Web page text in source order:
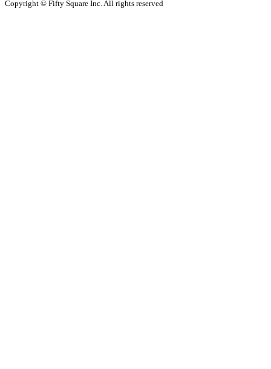
Copyright © Fifty Square Inc. All rights reserved